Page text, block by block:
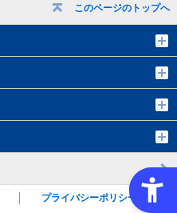
このページのトップへ
プライバシーポリシー